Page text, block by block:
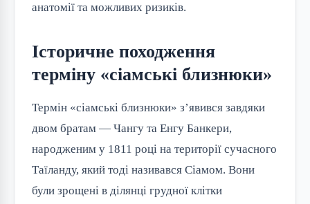
анатомії та можливих ризиків.
Історичне походження
терміну «сіамські близнюки»
Термін «сіамські близнюки» з’явився завдяки
двом братам — Чангу та Енгу Банкери,
народженим у 1811 році на території сучасного
Таїланду, який тоді називався Сіамом. Вони
були зрощені в ділянці грудної клітки